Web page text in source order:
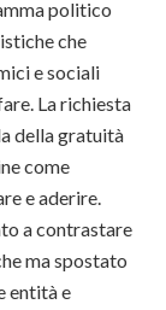
politico
che
e sociali
La richiesta
della gratuità
come
e aderire.
a contrastare
ma spostato
entità e